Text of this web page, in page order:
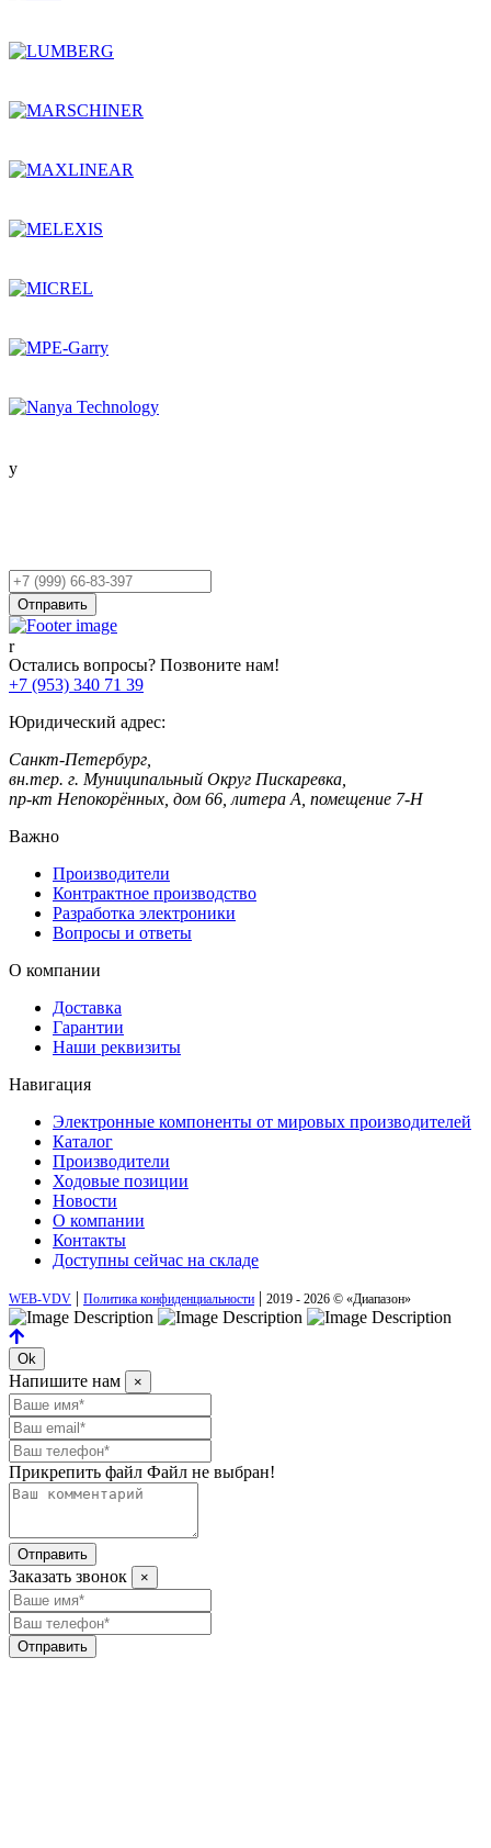
Ваш
телефон
Отправить
Остались вопросы? Позвоните нам!
+7 (953) 340 71 39
Юридический адрес:
Санкт-Петербург,
вн.тер. г. Муниципальный Округ Пискаревка,
пр-кт Непокорённых, дом 66, литера А, помещение 7-Н
Важно
Производители
Контрактное производство
Разработка электроники
Вопросы и ответы
О компании
Доставка
Гарантии
Наши реквизиты
Навигация
Электронные компоненты от мировых производителей
Каталог
Производители
Ходовые позиции
Новости
О компании
Контакты
Доступны сейчас на складе
WEB-VDV | Политика конфиденциальности | 2019 - 2026 © «Диапазон»
Ok
Напишите нам ×
Прикрепить файл Файл не выбран!
Отправить
Заказать звонок ×
Отправить